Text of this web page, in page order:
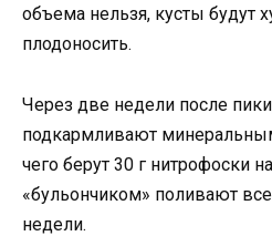
объема нельзя, кусты будут
плодоносить.
Через две недели после
подкармливают
чего берут 30 г нитрофоски
«бульончиком» поливают
недели.